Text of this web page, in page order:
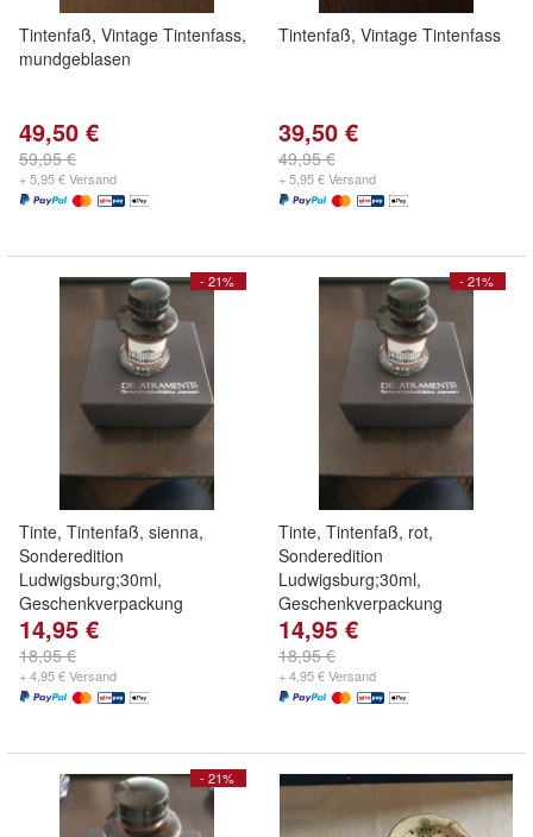
Tintenfaß, Vintage Tintenfass,
mundgeblasen
49,50 €
59,95 €
+ 5,95 € Versand
Tintenfaß, Vintage Tintenfass
39,50 €
49,95 €
+ 5,95 € Versand
- 21%
Tinte, Tintenfaß, sienna,
Sonderedition
Ludwigsburg;30ml,
Geschenkverpackung
14,95 €
18,95 €
+ 4,95 € Versand
- 21%
Tinte, Tintenfaß, rot,
Sonderedition
Ludwigsburg;30ml,
Geschenkverpackung
14,95 €
18,95 €
+ 4,95 € Versand
- 21%